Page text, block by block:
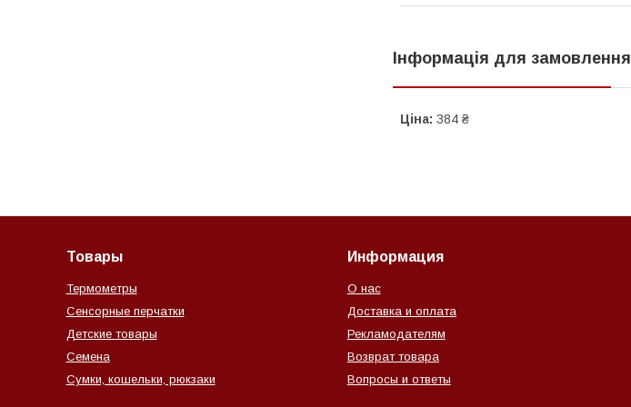
Інформація для замовлення
Ціна: 384 ₴
Товары
Термометры
Сенсорные перчатки
Детские товары
Семена
Сумки, кошельки, рюкзаки
Информация
О нас
Доставка и оплата
Рекламодателям
Возврат товара
Вопросы и ответы